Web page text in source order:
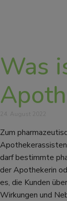
Was
Zum
darf bestimmte
der Apothekerin
es, die Kunden
Wirkungen und